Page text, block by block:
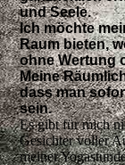
und Seele.
Ich möchte
Raum bieten,
ohne Wertung
Meine
dass man
sein.
Es gibt für mich
Gesichter voller
meiner